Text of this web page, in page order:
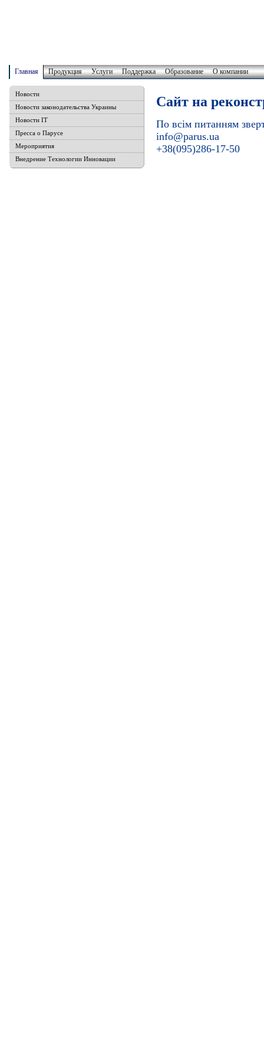
Главная Продукция Услуги Поддержка Образование О компании
Новости
Новости законодательства Украины
Новости IT
Пресса о Парусе
Мероприятия
Внедрение Технологии Инновации
Сайт на
По всім питанням
info@parus.ua
+38(095)286-17-50